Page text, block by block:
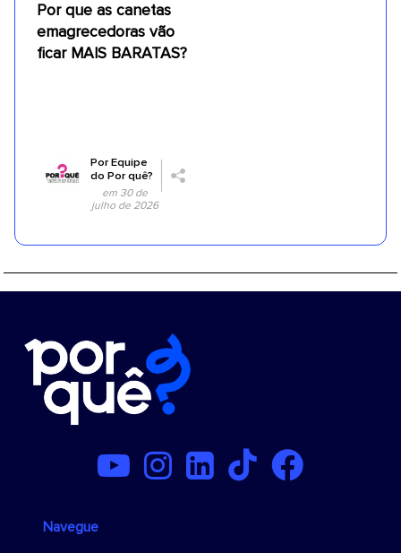
Por que as canetas
emagrecedoras vão
ficar MAIS BARATAS?
PorEquipe
do Por quê?
em 30 de
julho de 2026
Navegue